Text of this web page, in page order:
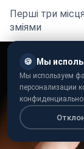
Перші три
зміями
🍪 Мы
Мы используем
персонализации